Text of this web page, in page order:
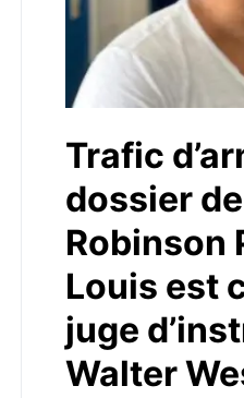
Trafic
dossier
Robinson
Louis est
juge
Walter